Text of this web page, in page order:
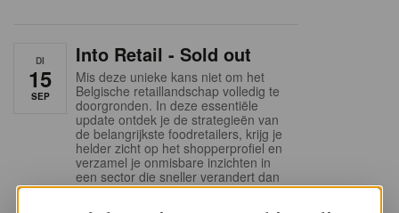
DI
15
SEP
Into Retail - Sold out
Mis deze unieke kans niet om het
Belgische retaillandschap volledig te
doorgronden. In deze essentiële
update ontdek je de strategieën van
de belangrijkste foodretailers, krijg je
helder zicht op het shopperprofiel en
verzamel je onmisbare inzichten in
een sector die sneller verandert dan
ooit.